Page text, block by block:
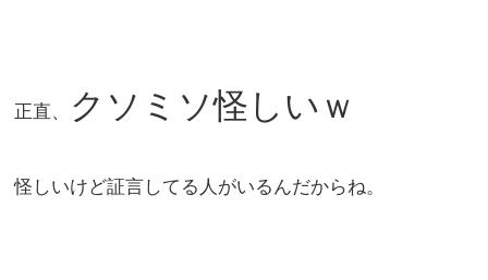
正直、 クソミソ怪しいｗ
怪しいけど証言してる人がいるんだからね。